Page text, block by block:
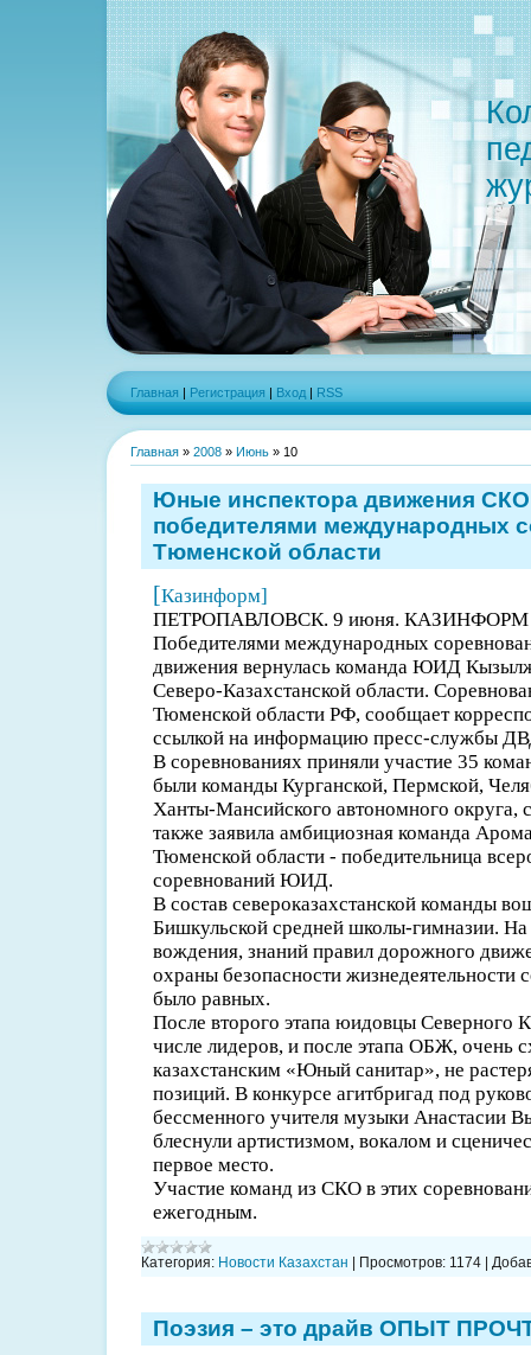
Главная | Регистрация | Вход | RSS
Главная » 2008 » Июнь » 10
Юные инспектора движения СКО
победителями международных
Тюменской области
[Казинформ]
ПЕТРОПАВЛОВСК. 9 июня. КАЗИНФОРМ /
Победителями международных
движения вернулась команда ЮИД
Северо-Казахстанской области.
Тюменской области РФ, сообщает
ссылкой на информацию пресс-службы
В соревнованиях приняли участие 35
были команды Курганской, Пермской,
Ханты-Мансийского автономного округа,
также заявила амбициозная команда
Тюменской области - победительница
соревнований ЮИД.
В состав североказахстанской команды
Бишкульской средней школы-гимназии. На
вождения, знаний правил дорожного
охраны безопасности жизнедеятельности
было равных.
После второго этапа юидовцы Северного
числе лидеров, и после этапа ОБЖ, очень
казахстанским «Юный санитар», не
позиций. В конкурсе агитбригад под
бессменного учителя музыки Анастасии
блеснули артистизмом, вокалом и
первое место.
Участие команд из СКО в этих
ежегодным.
Категория: Новости Казахстан | Просмотров: 1174 |
Поэзия – это драйв ОПЫТ